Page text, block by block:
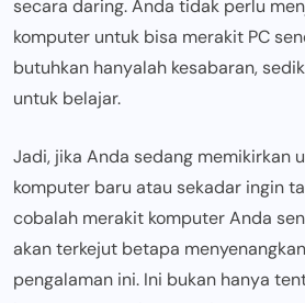
secara daring. Anda tidak perlu
komputer untuk bisa merakit PC
butuhkan hanyalah kesabaran,
untuk belajar.
Jadi, jika Anda sedang memikirkan
komputer baru atau sekadar ingin
cobalah merakit komputer Anda
akan terkejut betapa
pengalaman ini. Ini bukan hanya